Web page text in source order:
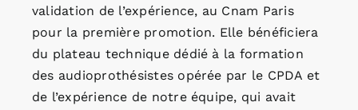
validation de l’expérience, au Cnam Paris
pour la première promotion. Elle bénéficiera
du plateau technique dédié à la formation
des audioprothésistes opérée par le CPDA et
de l’expérience de notre équipe, qui avait